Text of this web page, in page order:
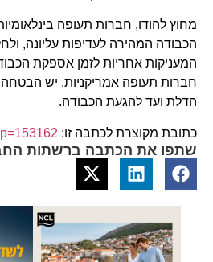
מחוץ להודו, חברות תעופה
הכבודה המהירה לעדיפות עליונה,
המעניקות אחריות לזמן אספקת
הדלת ועד להגעת הכבודה.
כתובת מקוצרת לכתבה זו:
שתפו את הכתבה ברשתות